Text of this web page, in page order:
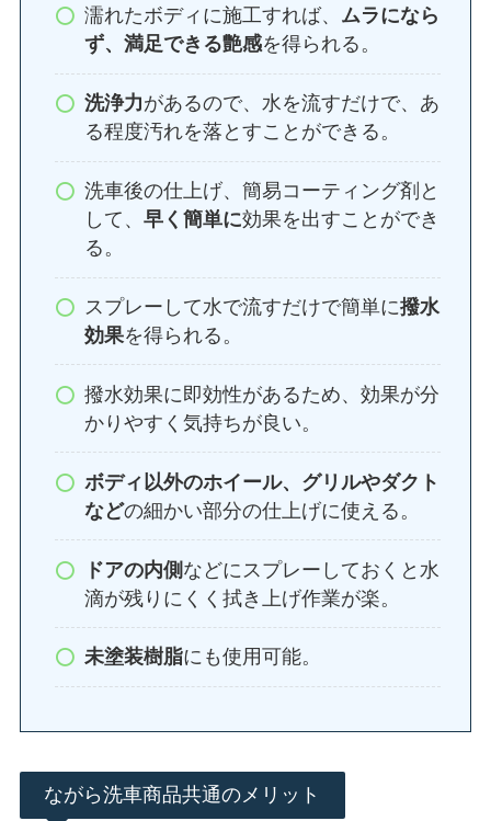
濡れたボディに施工すれば、 ムラになら
ず、満足できる艶感を得られる。
洗浄力があるので、水を流すだけで、あ
る程度汚れを落とすことができる。
洗車後の仕上げ、簡易コーティング剤と
して、早く簡単に効果を出すことができ
る。
スプレーして水で流すだけで簡単に撥水
効果を得られる。
撥水効果に即効性があるため、効果が分
かりやすく気持ちが良い。
ボディ以外のホイール、グリルやダクト
などの細かい部分の仕上げに使える。
ドアの内側 などにスプレーしておくと水
滴が残りにくく拭き上げ作業が楽。
未塗装樹脂にも使用可能。
ながら洗車商品共通のメリット